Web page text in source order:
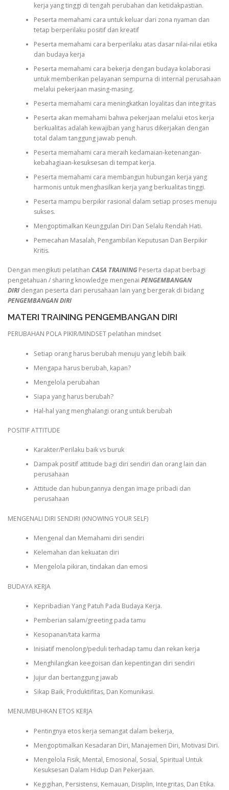
kerja yang tinggi di tengah perubahan dan ketidakpastian.
Peserta memahami cara untuk keluar dari zona nyaman dan
tetap berperilaku positif dan kreatif
Peserta memahami cara berperilaku atas dasar nilai-nilai etika
dan budaya kerja
Peserta memahami cara bekerja dengan budaya kolaborasi
untuk memberikan pelayanan sempurna di internal perusahaan
melalui pekerjaan masing-masing.
Peserta memahami cara meningkatkan loyalitas dan integritas
Peserta akan memahami bahwa pekerjaan melalui etos kerja
berkualitas adalah kewajiban yang harus dikerjakan dengan
total dalam tanggung jawab penuh.
Peserta memahami cara meraih kedamaian-ketenangan-
kebahagiaan-kesuksesan di tempat kerja.
Peserta memahami cara membangun hubungan kerja yang
harmonis untuk menghasilkan kerja yang berkualitas tinggi.
Peserta mampu berpikir rasional dalam setiap proses menuju
sukses.
Mengoptimalkan Keunggulan Diri Dan Selalu Rendah Hati.
Pemecahan Masalah, Pengambilan Keputusan Dan Berpikir
Kritis.
Dengan mengikuti pelatihan CASA TRAINING Peserta dapat berbagi
pengetahuan / sharing knowledge mengenai PENGEMBANGAN
DIRI dengan peserta dari perusahaan lain yang bergerak di bidang
PENGEMBANGAN DIRI
MATERI TRAINING PENGEMBANGAN DIRI
PERUBAHAN POLA PIKIR/MINDSET pelatihan mindset
Setiap orang harus berubah menuju yang lebih baik
Mengapa harus berubah, kapan?
Mengelola perubahan
Siapa yang harus berubah?
Hal-hal yang menghalangi orang untuk berubah
POSITIF ATTITUDE
Karakter/Perilaku baik vs buruk
Dampak positif attitude bagi diri sendiri dan orang lain dan
perusahaan
Attitude dan hubungannya dengan image pribadi dan
perusahaan
MENGENALI DIRI SENDIRI (KNOWING YOUR SELF)
Mengenal dan Memahami diri sendiri
Kelemahan dan kekuatan diri
Mengelola pikiran, tindakan dan emosi
BUDAYA KERJA
Kepribadian Yang Patuh Pada Budaya Kerja.
Pemberian salam/greeting pada tamu
Kesopanan/tata karma
Inisiatif menolong/peduli terhadap tamu dan rekan kerja
Menghilangkan keegoisan dan kepentingan diri sendiri
Jujur dan bertanggung jawab
Sikap Baik, Produktifitas, Dan Komunikasi.
MENUMBUHKAN ETOS KERJA
Pentingnya etos kerja semangat dalam bekerja,
Mengoptimalkan Kesadaran Diri, Manajemen Diri, Motivasi Diri.
Mengelola Fisik, Mental, Emosional, Sosial, Spiritual Untuk
Kesuksesan Dalam Hidup Dan Pekerjaan.
Kegigihan, Persistensi, Kemauan, Disiplin, Integritas, Dan Etika.